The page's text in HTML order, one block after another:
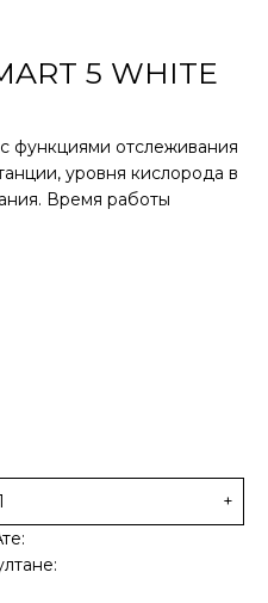
5 WHITE
функциями отслеживания
уровня кислорода в
Время работы
+